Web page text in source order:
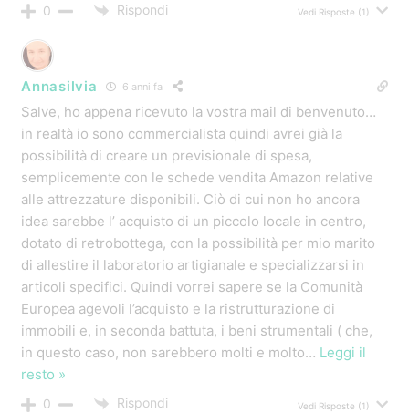
0 Rispondi Vedi Risposte (1)
Annasilvia 6 anni fa
Salve, ho appena ricevuto la vostra mail di benvenuto…
in realtà io sono commercialista quindi avrei già la
possibilità di creare un previsionale di spesa,
semplicemente con le schede vendita Amazon relative
alle attrezzature disponibili. Ciò di cui non ho ancora
idea sarebbe l’ acquisto di un piccolo locale in centro,
dotato di retrobottega, con la possibilità per mio marito
di allestire il laboratorio artigianale e specializzarsi in
articoli specifici. Quindi vorrei sapere se la Comunità
Europea agevoli l’acquisto e la ristrutturazione di
immobili e, in seconda battuta, i beni strumentali ( che,
in questo caso, non sarebbero molti e molto… Leggi il
resto »
0 Rispondi Vedi Risposte (1)